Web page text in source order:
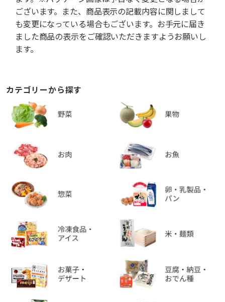
ございます。また、商品表示の記載内容に関しまして
も変更になっている場合もございます。お手元に届き
ました商品の表示をご確認いただきますようお願いし
ます。
カテゴリーから探す